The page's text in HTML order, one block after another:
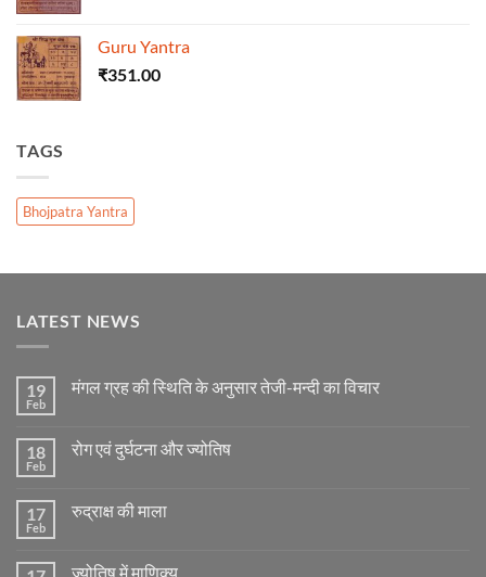
Guru Yantra
₹351.00
TAGS
Bhojpatra Yantra
LATEST NEWS
19
Feb
मंगल ग्रह की स्थिति के अनुसार तेजी-मन्दी का विचार
मंगल
के
अनुसार
18
Feb
रोग एवं दुर्घटना और ज्योतिष
रोग
ज्योतिष
17
Feb
रुद्राक्ष की माला
ज्योतिष में माणिक्य